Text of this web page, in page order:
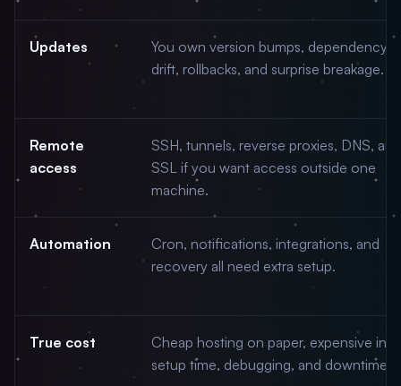
Updates
You own version bumps, dependency
drift, rollbacks, and surprise breakage.
Remote
access
SSH, tunnels, reverse proxies, DNS, and
SSL if you want access outside one
machine.
Automation
Cron, notifications, integrations, and
recovery all need extra setup.
True cost
Cheap hosting on paper, expensive in
setup time, debugging, and downtime.